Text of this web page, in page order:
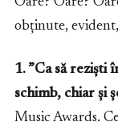
obținute,
1. ”Ca să reziști
schimb, chiar și
Music Awards.